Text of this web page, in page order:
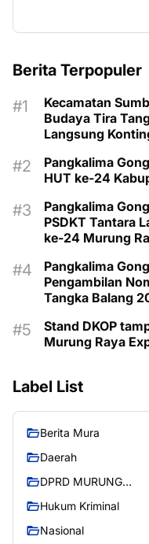
Berita Terpopuler
Kecamatan
Budaya Tira
Langsung
Pangkalima
HUT ke-24
Pangkalima
PSDKT Tantara
ke-24 Murung
Pangkalima
Pengambilan
Tangka Balang
Stand DKOP
Murung Raya
Label List
Berita Mura
Daerah
DPRD MURUNG
RAYA
Hukum Kriminal
Nasional